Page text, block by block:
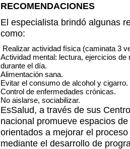
RECOMENDACIONES
El especialista brindó algunas
como:
Realizar actividad física (caminata 3
Actividad mental: lectura, ejercicios
durante el día.
Alimentación sana.
Evitar el consumo de alcohol y cigarro.
Control de enfermedades crónicas.
No aislarse, sociabilizar.
EsSalud, a través de sus
nacional promueve espacios
orientados a mejorar el
mediante el desarrollo de